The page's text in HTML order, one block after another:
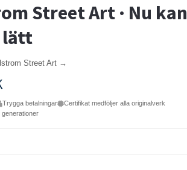
Street Art · Nu
lätt
Street Art →
Trygga betalningar
Certifikat medföljer alla originalverk
generationer